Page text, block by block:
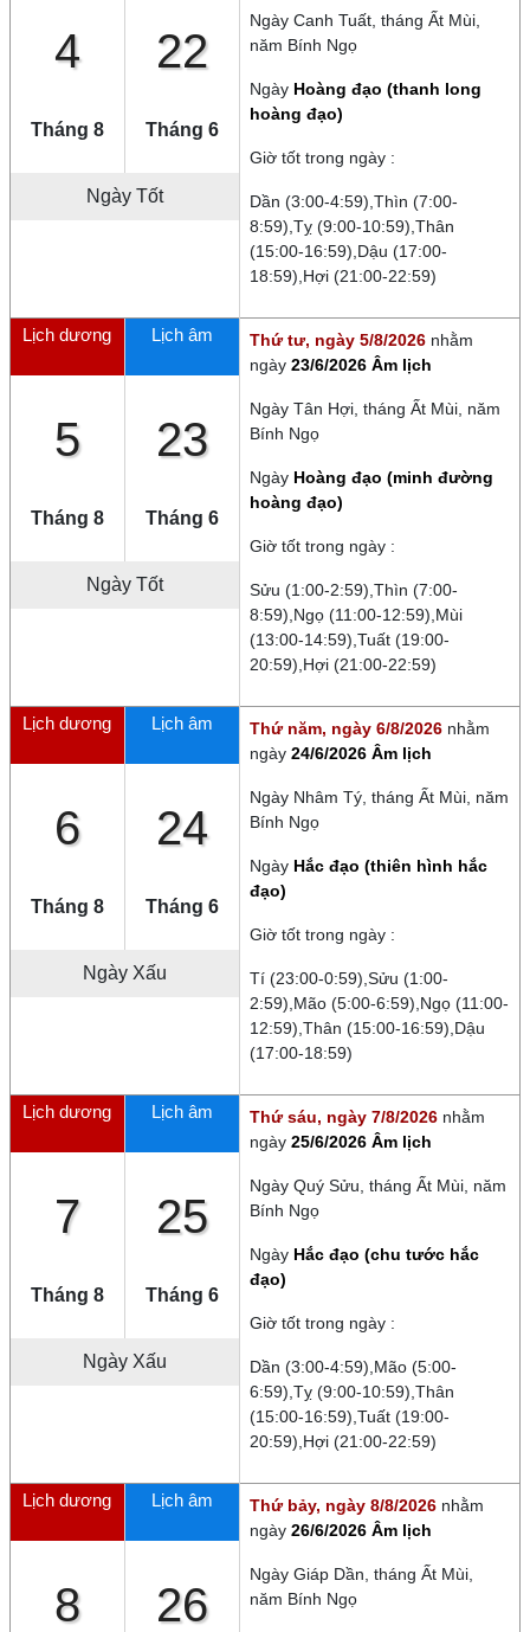
4
Tháng 8
22
Tháng 6
Ngày Tốt
Ngày Canh Tuất , tháng Ất Mùi
năm Bính Ngọ
Ngày Hoàng đạo (thanh long
hoàng đạo)
Giờ tốt trong ngày :
Dần (3:00-4:59),Thìn (7:00-
8:59),Tỵ (9:00-10:59),Thân
(15:00-16:59),Dậu (17:00-
18:59),Hợi (21:00-22:59)
Lịch dương
5
Tháng 8
Lịch âm
23
Tháng 6
Ngày Tốt
Thứ tư, ngày 5/8/2026 nhằm
ngày 23/6/2026 Âm lịch
Ngày Tân Hợi , tháng Ất Mùi , năm
Bính Ngọ
Ngày Hoàng đạo (minh đường
hoàng đạo)
Giờ tốt trong ngày :
Sửu (1:00-2:59),Thìn (7:00-
8:59),Ngọ (11:00-12:59),Mùi
(13:00-14:59),Tuất (19:00-
20:59),Hợi (21:00-22:59)
Lịch dương
6
Tháng 8
Lịch âm
24
Tháng 6
Ngày Xấu
Thứ năm, ngày 6/8/2026 nhằm
ngày 24/6/2026 Âm lịch
Ngày Nhâm Tý , tháng Ất Mùi , năm
Bính Ngọ
Ngày Hắc đạo (thiên hình hắc
đạo)
Giờ tốt trong ngày :
Tí (23:00-0:59),Sửu (1:00-
2:59),Mão (5:00-6:59),Ngọ (11:00-
12:59),Thân (15:00-16:59),Dậu
(17:00-18:59)
Lịch dương
7
Tháng 8
Lịch âm
25
Tháng 6
Ngày Xấu
Thứ sáu, ngày 7/8/2026 nhằm
ngày 25/6/2026 Âm lịch
Ngày Quý Sửu , tháng Ất Mùi , năm
Bính Ngọ
Ngày Hắc đạo (chu tước hắc
đạo)
Giờ tốt trong ngày :
Dần (3:00-4:59),Mão (5:00-
6:59),Tỵ (9:00-10:59),Thân
(15:00-16:59),Tuất (19:00-
20:59),Hợi (21:00-22:59)
Lịch dương
8
Lịch âm
26
Thứ bảy, ngày 8/8/2026 nhằm
ngày 26/6/2026 Âm lịch
Ngày Giáp Dần , tháng Ất Mùi
năm Bính Ngọ